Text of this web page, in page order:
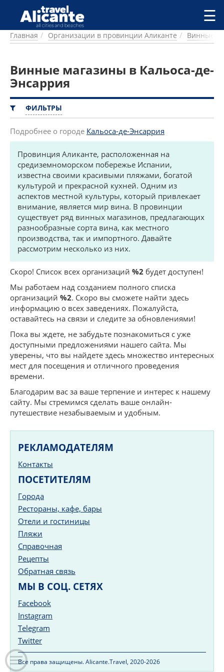
Перейти к основному содержанию
ГОРОДА
ПИТАНИЕ
ПРОЖИВАНИЕ
ПЛЯЖИ
ДОСТОПРИМЕЧАТЕЛЬНОСТИ
КЕМПИНГ
КОМАРКИ (РАЙОНЫ)
РЕЦЕПТЫ
ПРЕДЛОЖЕНИЯ
СТАТЬИ
УСЛУГИ
☰
Главная Организации в провинции Аликанте Винные
Винные магазины в Кальоса-де-
Энсаррия
ФИЛЬТРЫ
Подробнее о городе Кальоса-де-Энсаррия
Провинция Аликанте, расположенная на
средиземноморском побережье Испании,
известна своими красивыми пляжами, богатой
культурой и прекрасной кухней. Одним из
аспектов местной культуры, который привлекает
внимание, является мир вина. В провинции
существует ряд винных магазинов, предлагающих
разнообразные сорта вина, как местного
производства, так и импортного. Давайте
рассмотрим несколько из них.
Скоро! Список всех организаций %2 будет доступен!
Мы работаем над созданием полного списка
организаций %2. Скоро вы сможете найти здесь
информацию о всех заведениях. Пожалуйста,
оставайтесь на связи и следите за обновлениями!
Пока вы ждете, не забудьте познакомиться с уже
доступными предложениями нашего сайта. Мы
уверены, что вы найдете здесь множество интересных
мест для посещения и отличного проведения
времени.
Благодарим вас за ваше терпение и интерес к нашему
сайту. Мы стремимся сделать ваше онлайн-
путешествие незабываемым и удобным.
РЕКЛАМОДАТЕЛЯМ
Контакты
ПОСЕТИТЕЛЯМ
Города
Рестораны, кафе, бары
Отели и гостиницы
Пляжи
Справочная
Рецепты
Обратная связь
МЫ В СОЦ. СЕТЯХ
Facebook
Instagram
Telegram
Twitter
Все права защищены. Alicante.Travel, 2020-2026